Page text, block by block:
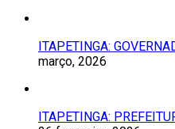
ITAPETINGA:
março, 2026
ITAPETINGA: